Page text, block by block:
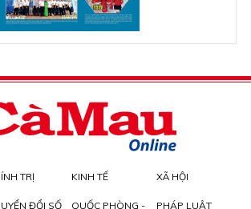
TRỊ KINH TẾ XÃ HỘI
ĐỔI SỐ
QUỐC PHÒNG -
PHÁP LUẬT